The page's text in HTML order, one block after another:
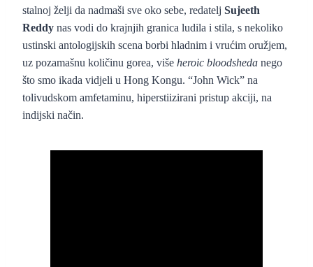
stalnoj želji da nadmaši sve oko sebe, redatelj Sujeeth
Reddy nas vodi do krajnjih granica ludila i stila, s nekoliko
ustinski antologijskih scena borbi hladnim i vrućim oružjem,
uz pozamašnu količinu gorea, više heroic bloodsheda nego
što smo ikada vidjeli u Hong Kongu. “John Wick” na
tolivudskom amfetaminu, hiperstiizirani pristup akciji, na
indijski način.